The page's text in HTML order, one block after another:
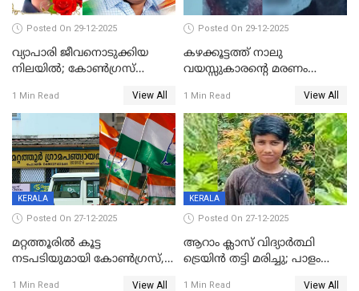
Posted On 29-12-2025
വ്യാപാരി ജീവനൊടുക്കിയ
നിലയില്‍; കോണ്‍ഗ്രസ്
മാനസികപീഡനമെന്ന് കുറിപ്പ്
1 Min Read View All
Posted On 29-12-2025
കഴക്കൂട്ടത്ത് നാലു
വയസ്സുകാരന്റെ മരണം
സുഹൃത്തും പൊലീസ്
കസ്റ്റഡിയിൽ
1 Min Read View All
KERALA
Posted On 27-12-2025
മറ്റത്തൂരിൽ കൂട്ട
നടപടിയുമായി കോണ്‍ഗ്രസ്,
1 Min Read View All
KERALA
Posted On 27-12-2025
ആറാം ക്ലാസ് വിദ്യാർത്ഥി
ട്രെയിൻ തട്ടി മരിച്ചു; പാളം
1 Min Read View All